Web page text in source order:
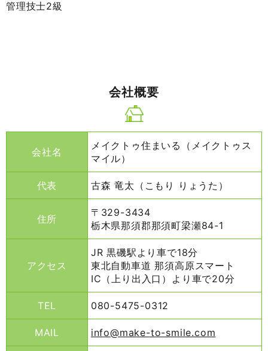
管理技士2級
会社概要
会社名
メイクトゥ住まいる（メイクトゥス
マイル）
代表 古森 竜太（こもり りょうた）
住所
〒329-3434
栃木県那須郡那須町梁瀬84-1
アクセス
JR 黒磯駅より車で18分
東北自動車道 那須高原スマート
IC（上り出入口）より車で20分
TEL 080-5475-0312
MAIL info@make-to-smile.com